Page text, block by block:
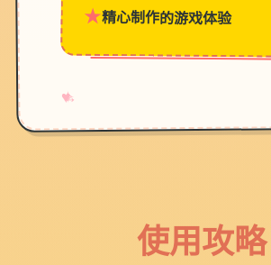
★精心制作的游戏体验
♥
✧
→
使用攻略